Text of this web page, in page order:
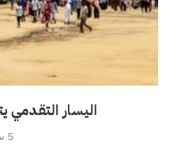
اليسار
5 سبتمبر، 2021